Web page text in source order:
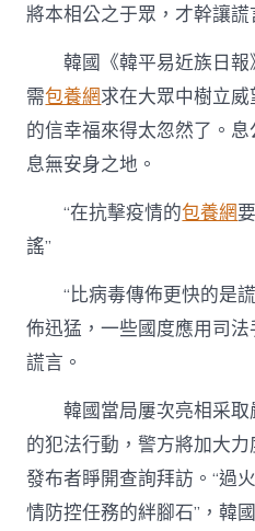
將本相公之于眾，才幹讓謊
韓國《韓平易近族日報
需包養網求在大眾中樹立
的信幸福來得太忽然了。
息無安身之地。
“在抗擊疫情的包養網
謠”
“比病毒傳佈更快的是謊
佈迅猛，一些國度應用司
謊言。
韓國當局屢次亮相采取
的犯法行動，警方將加大
發布者睜開查詢拜訪。“過
情防控任務的絆腳石”，韓